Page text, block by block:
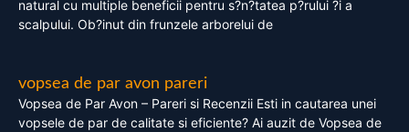
natural cu multiple beneficii pentru s?n?tatea p?rului ?i a
scalpului. Ob?inut din frunzele arborelui de
vopsea de par avon pareri
Vopsea de Par Avon – Pareri si Recenzii Esti in cautarea unei
vopsele de par de calitate si eficiente? Ai auzit de Vopsea de